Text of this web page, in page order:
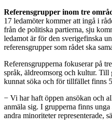
Referensgrupper inom tre
17 ledamöter kommer att ingå i
från de politiska partierna, sju
ledamot är för den sverigefinska
referensgrupper som rådet ska
Referensgrupperna fokuserar på
språk, äldreomsorg och kultur. Till
kunnat söka och för tillfället finns
− Vi har haft öppen ansökan och
anmäla sig. I grupperna finns
andra minoriteter representerade,